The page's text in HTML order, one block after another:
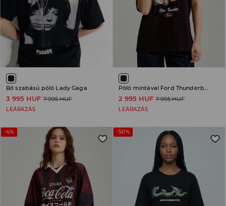
Bő szabású póló Lady Gaga
3 995 HUF 7 995 HUF
LEÁRAZÁS
Póló mintával Ford Thunderbird
2 995 HUF 7 995 HUF
LEÁRAZÁS
-4% -50%